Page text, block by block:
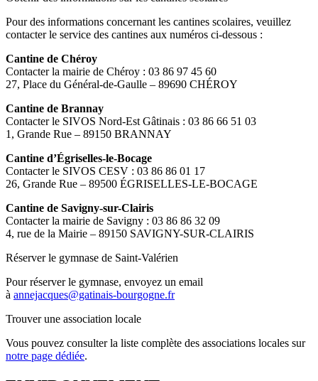
Pour des informations concernant les cantines scolaires, veuillez
contacter le service des cantines aux numéros ci-dessous :
Cantine de Chéroy
Contacter la mairie de Chéroy : 03 86 97 45 60
27, Place du Général-de-Gaulle – 89690 CHÉROY
Cantine de Brannay
Contacter le SIVOS Nord-Est Gâtinais : 03 86 66 51 03
1, Grande Rue – 89150 BRANNAY
Cantine d’Égriselles-le-Bocage
Contacter le SIVOS CESV : 03 86 86 01 17
26, Grande Rue – 89500 ÉGRISELLES-LE-BOCAGE
Cantine de Savigny-sur-Clairis
Contacter la mairie de Savigny : 03 86 86 32 09
4, rue de la Mairie – 89150 SAVIGNY-SUR-CLAIRIS
Réserver le gymnase de Saint-Valérien
Pour réserver le gymnase, envoyez un email
à annejacques@gatinais-bourgogne.fr
Trouver une association locale
Vous pouvez consulter la liste complète des associations locales sur
notre page dédiée.